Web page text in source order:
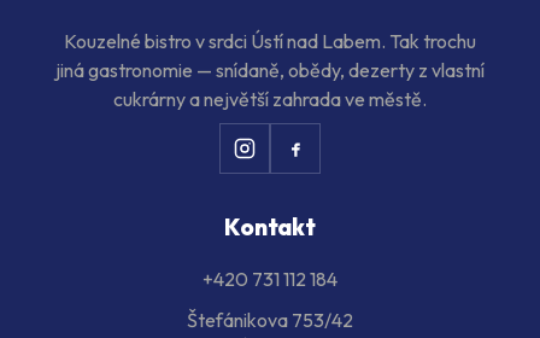
Kouzelné bistro v srdci Ústí nad Labem. Tak trochu
jiná gastronomie — snídaně, obědy, dezerty z vlastní
cukrárny a největší zahrada ve městě.
Kontakt
+420 731 112 184
Štefánikova 753/42